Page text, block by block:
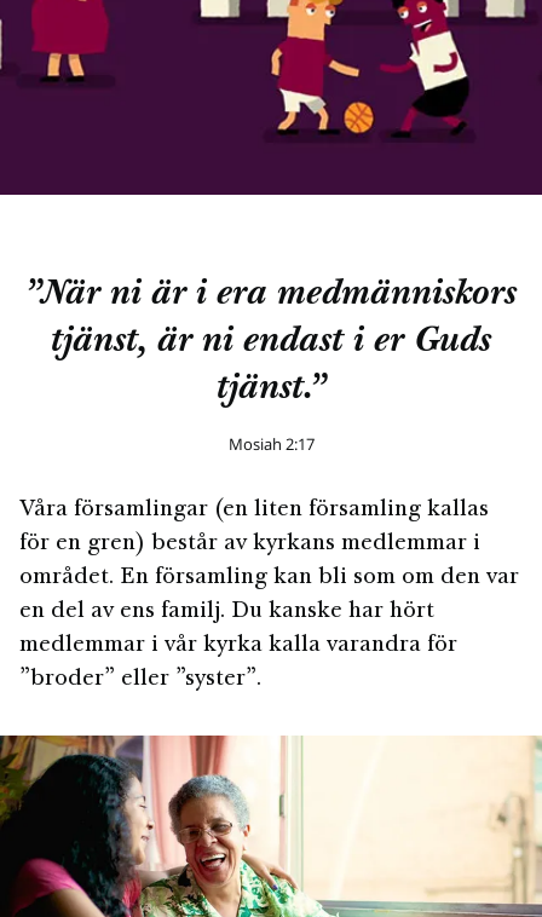
”När ni är i era medmänniskors
tjänst, är ni endast i er Guds
tjänst.”
Mosiah 2:17
Våra församlingar (en liten församling kallas
för en gren) består av kyrkans medlemmar i
området. En församling kan bli som om den var
en del av ens familj. Du kanske har hört
medlemmar i vår kyrka kalla varandra för
”broder” eller ”syster”.